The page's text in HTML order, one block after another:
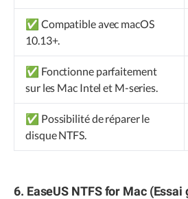
✅ Compatible avec macOS
10.13+.
✅ Fonctionne parfaitement
sur les Mac Intel et M-series.
✅ Possibilité de réparer le
disque NTFS.
6. EaseUS NTFS for Mac